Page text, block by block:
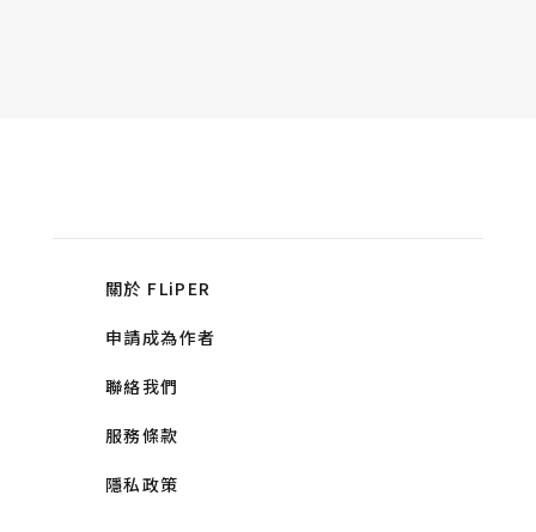
關於 FLiPER
申請成為作者
聯絡我們
服務條款
隱私政策